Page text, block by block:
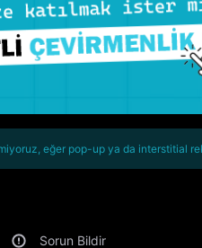
eğer pop-up ya da interstitial
Sorun Bildir